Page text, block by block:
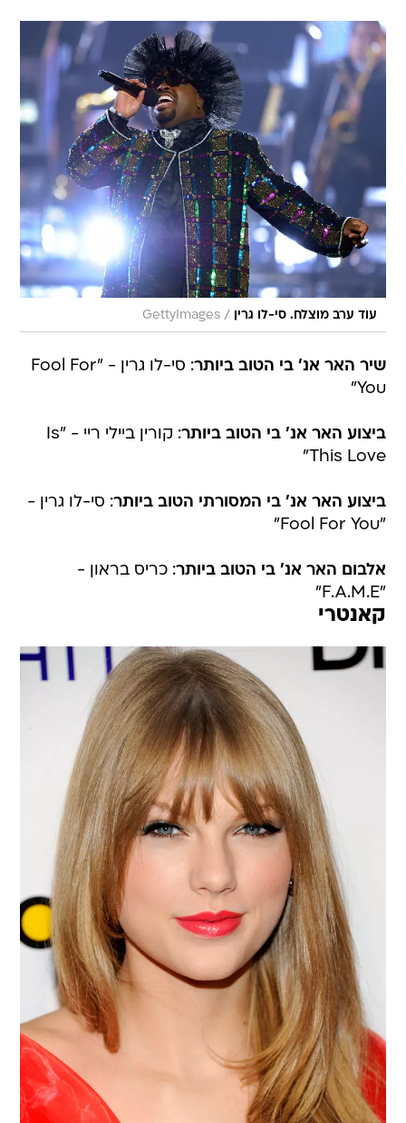
עוד ערב מוצלח. סי-לו גרין /
GettyImages
שיר האר אנ' בי הטוב ביותר
: סי-לו גרין - "Fool For
You"
ביצוע האר אנ' בי הטוב ביותר
: קורין ביילי ריי - "Is
This Love"
ביצוע האר אנ' בי המסורתי הטוב ביותר: סי-לו גרין -
"Fool For You"
אלבום האר אנ' בי הטוב ביותר: כריס בראון -
"F.A.M.E"
קאנטרי